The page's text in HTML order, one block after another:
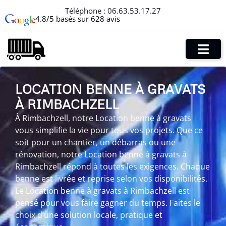
Téléphone : 06.63.53.17.27
4.8/5 basés sur 628 avis
LOCATION BENNE À GRAVATS
À RIMBACHZELL
À Rimbachzell, notre Location benne à gravats
vous simplifie la vie pour tous vos projets. Que ce
soit pour un chantier, un débarras ou une
rénovation, notre Location benne à gravats à
Rimbachzell répond à toutes les exigences. Chaque
benne est livrée et reprise selon vos disponibilités.
Le Location benne à gravats à Rimbachzell est
pensé pour vous faire gagner du temps. Faites le
choix d’une solution locale, pratique et